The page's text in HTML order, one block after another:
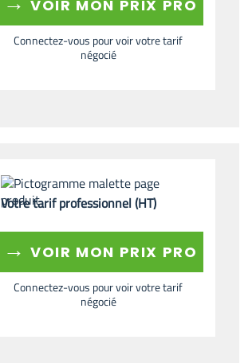
VOIR MON PRIX PRO
Connectez-vous pour voir votre tarif
négocié
Votre tarif professionnel (HT)
→ VOIR MON PRIX PRO
Connectez-vous pour voir votre tarif
négocié